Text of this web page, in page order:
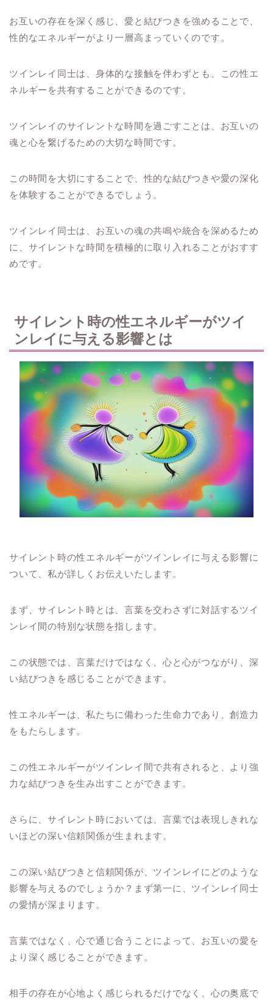
お互いの存在を深く感じ、愛と結びつきを強めることで、
性的なエネルギーがより一層高まっていくのです。
ツインレイ同士は、身体的な接触を伴わずとも、この性エ
ネルギーを共有することができるのです。
ツインレイのサイレントな時間を過ごすことは、お互いの
魂と心を繋げるための大切な時間です。
この時間を大切にすることで、性的な結びつきや愛の深化
を体験することができるでしょう。
ツインレイ同士は、お互いの魂の共鳴や統合を深めるため
に、サイレントな時間を積極的に取り入れることがおすす
めです。
サイレント時の性エネルギーがツイ
ンレイに与える影響とは
サイレント時の性エネルギーがツインレイに与える影響に
ついて、私が詳しくお伝えいたします。
まず、サイレント時とは、言葉を交わさずに対話するツイ
ンレイ間の特別な状態を指します。
この状態では、言葉だけではなく、心と心がつながり、深
い結びつきを感じることができます。
性エネルギーは、私たちに備わった生命力であり、創造力
をもたらします。
この性エネルギーがツインレイ間で共有されると、より強
力な結びつきを生み出すことができます。
さらに、サイレント時においては、言葉では表現しきれな
いほどの深い信頼関係が生まれます。
この深い結びつきと信頼関係が、ツインレイにどのような
影響を与えるのでしょうか？まず第一に、ツインレイ同士
の愛情が深まります。
言葉ではなく、心で通じ合うことによって、お互いの愛を
より深く感じることができます。
相手の存在が心地よく感じられるだけでなく、心の奥底で